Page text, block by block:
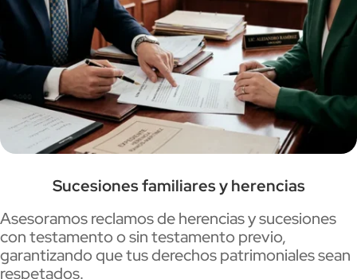
Sucesiones familiares y herencias
Asesoramos reclamos de herencias y sucesiones
con testamento o sin testamento previo,
garantizando que tus derechos patrimoniales sean
respetados.